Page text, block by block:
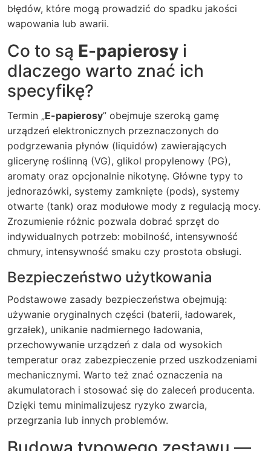
błędów, które mogą prowadzić do spadku jakości
wapowania lub awarii.
Co to są E-papierosy i
dlaczego warto znać ich
specyfikę?
Termin „E-papierosy” obejmuje szeroką gamę
urządzeń elektronicznych przeznaczonych do
podgrzewania płynów (liquidów) zawierających
glicerynę roślinną (VG), glikol propylenowy (PG),
aromaty oraz opcjonalnie nikotynę. Główne typy to
jednorazówki, systemy zamknięte (pods), systemy
otwarte (tank) oraz modułowe mody z regulacją mocy.
Zrozumienie różnic pozwala dobrać sprzęt do
indywidualnych potrzeb: mobilność, intensywność
chmury, intensywność smaku czy prostota obsługi.
Bezpieczeństwo użytkowania
Podstawowe zasady bezpieczeństwa obejmują:
używanie oryginalnych części (baterii, ładowarek,
grzałek), unikanie nadmiernego ładowania,
przechowywanie urządzeń z dala od wysokich
temperatur oraz zabezpieczenie przed uszkodzeniami
mechanicznymi. Warto też znać oznaczenia na
akumulatorach i stosować się do zaleceń producenta.
Dzięki temu minimalizujesz ryzyko zwarcia,
przegrzania lub innych problemów.